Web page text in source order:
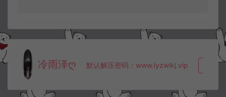
冷雨泽ღ 默认解压密码：www.lyzwlkj.vip